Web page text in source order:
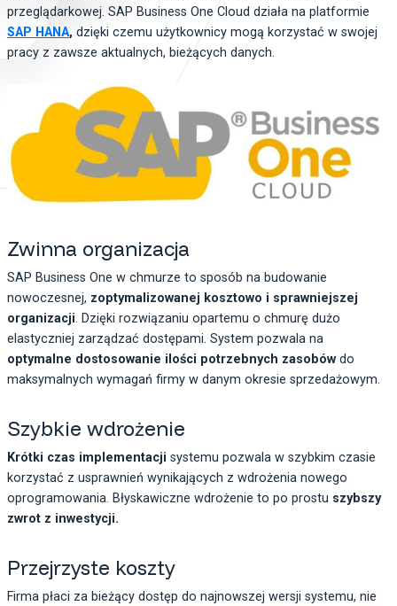
przeglądarkowej. SAP Business One Cloud działa na platformie
SAP HANA, dzięki czemu użytkownicy mogą korzystać w swojej
pracy z zawsze aktualnych, bieżących danych.
Zwinna organizacja
SAP Business One w chmurze to sposób na budowanie
nowoczesnej, zoptymalizowanej kosztowo i sprawniejszej
organizacji. Dzięki rozwiązaniu opartemu o chmurę dużo
elastyczniej zarządzać dostępami. System pozwala na
optymalne dostosowanie ilości potrzebnych zasobów do
maksymalnych wymagań firmy w danym okresie sprzedażowym.
Szybkie wdrożenie
Krótki czas implementacji systemu pozwala w szybkim czasie
korzystać z usprawnień wynikających z wdrożenia nowego
oprogramowania. Błyskawiczne wdrożenie to po prostu szybszy
zwrot z inwestycji.
Przejrzyste koszty
Firma płaci za bieżący dostęp do najnowszej wersji systemu, nie